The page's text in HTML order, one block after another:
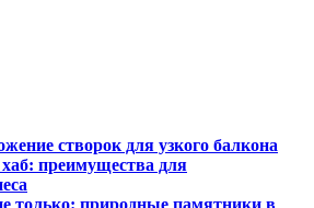
створок для узкого балкона
преимущества для
только: природные памятники в